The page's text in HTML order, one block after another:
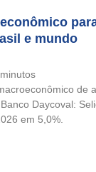
e mundo
minutos
de
Daycoval:
em 5,0%.